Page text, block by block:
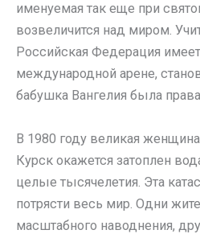
именуемая так еще при
возвеличится над миром.
Российская Федерация
международной арене,
бабушка Вангелия была
В 1980 году великая
Курск окажется затоплен
целые тысячелетия. Эта
потрясти весь мир. Одни
масштабного наводнения,